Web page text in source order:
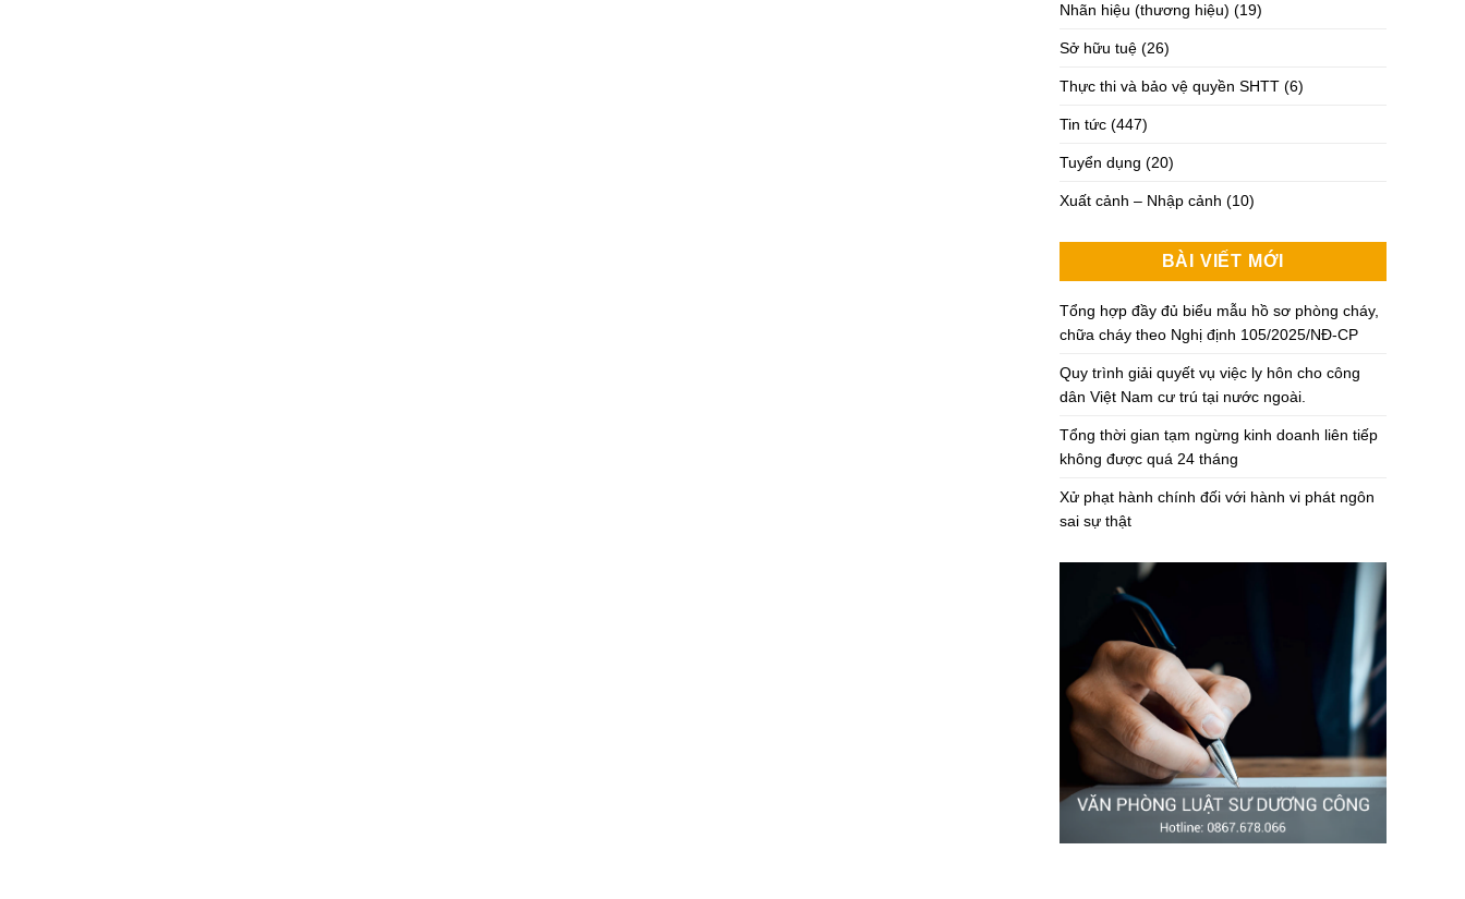
Nhãn hiệu (thương hiệu) (19)
Sở hữu tuệ (26)
Thực thi và bảo vệ quyền SHTT (6)
Tin tức (447)
Tuyển dụng (20)
Xuất cảnh – Nhập cảnh (10)
BÀI VIẾT MỚI
Tổng hợp đầy đủ biểu mẫu hồ sơ phòng cháy,
chữa cháy theo Nghị định 105/2025/NĐ-CP
Quy trình giải quyết vụ việc ly hôn cho công
dân Việt Nam cư trú tại nước ngoài.
Tổng thời gian tạm ngừng kinh doanh liên tiếp
không được quá 24 tháng
Xử phạt hành chính đối với hành vi phát ngôn
sai sự thật